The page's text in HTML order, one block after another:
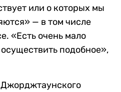
или о которых мы
— в том числе
«Есть очень мало
подобное»,